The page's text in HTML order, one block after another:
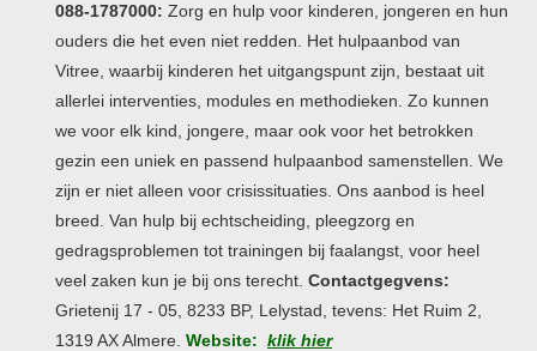
088-1787000: Zorg en hulp voor kinderen, jongeren en hun
ouders die het even niet redden. Het hulpaanbod van
Vitree, waarbij kinderen het uitgangspunt zijn, bestaat uit
allerlei interventies, modules en methodieken. Zo kunnen
we voor elk kind, jongere, maar ook voor het betrokken
gezin een uniek en passend hulpaanbod samenstellen. We
zijn er niet alleen voor crisissituaties. Ons aanbod is heel
breed. Van hulp bij echtscheiding, pleegzorg en
gedragsproblemen tot trainingen bij faalangst, voor heel
veel zaken kun je bij ons terecht. Contactgegvens:
Grietenij 17 - 05, 8233 BP, Lelystad, tevens: Het Ruim 2,
1319 AX Almere. Website: klik hier